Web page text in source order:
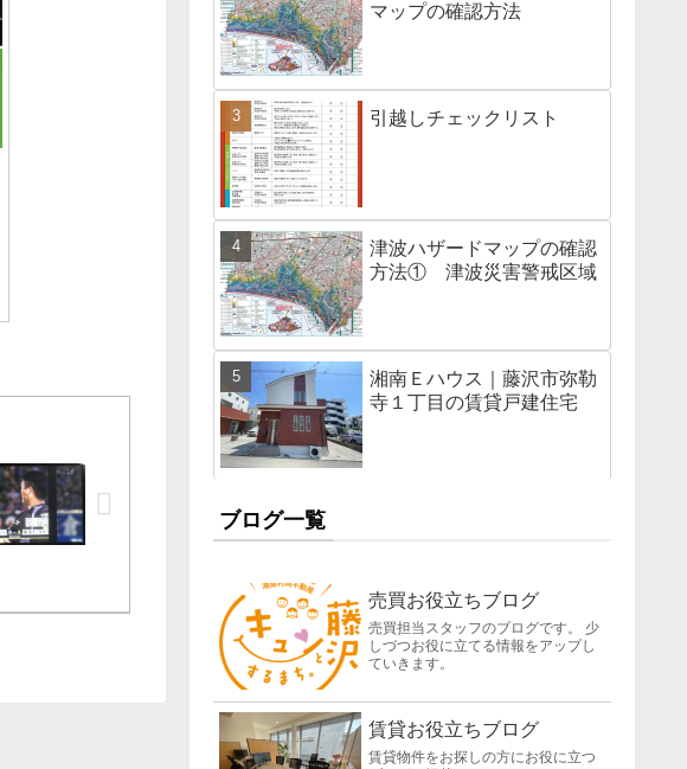
マップの確認方法
引越しチェックリスト
津波ハザードマップの確認
方法① 津波災害警戒区域
湘南Ｅハウス｜藤沢市弥勒
寺１丁目の賃貸戸建住宅
ブログ一覧
売買お役立ちブログ
売買担当スタッフのブログです。 少
しづつお役に立てる情報をアップし
ていきます。
賃貸お役立ちブログ
賃貸物件をお探しの方にお役に立つ